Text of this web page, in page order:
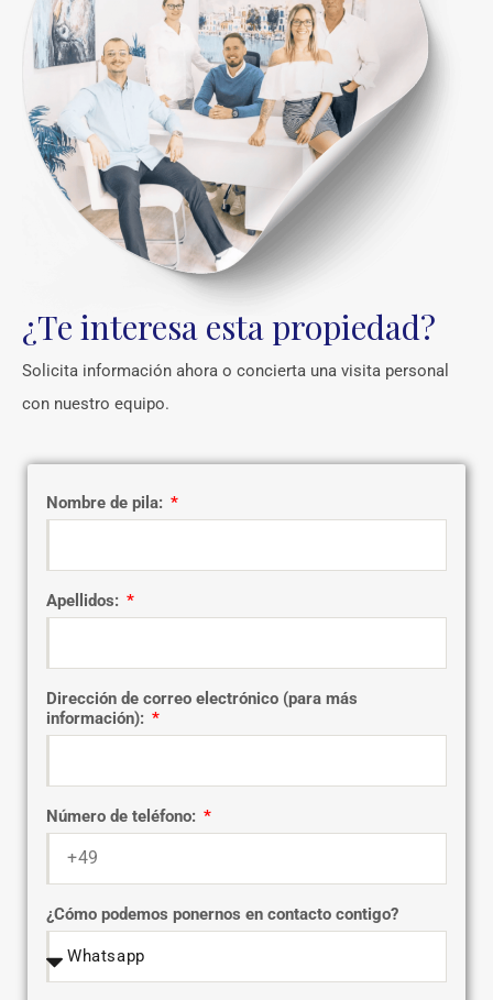
¿Te interesa esta propiedad?
Solicita información ahora o concierta una visita personal
con nuestro equipo.
Nombre de pila:
Apellidos:
Dirección de correo electrónico (para más
información):
Número de teléfono:
¿Cómo podemos ponernos en contacto contigo?